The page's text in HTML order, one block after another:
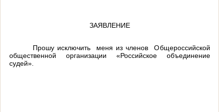
ЗАЯВЛЕНИЕ
Прошу исключить меня из членов Общероссийской
общественной организации «Российское объединение
судей».